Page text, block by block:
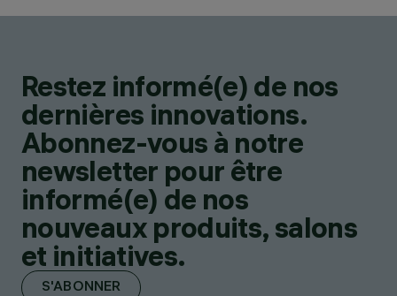
Restez informé(e) de nos
dernières innovations.
Abonnez-vous à notre
newsletter pour être
informé(e) de nos
nouveaux produits, salons
et initiatives.
S'ABONNER